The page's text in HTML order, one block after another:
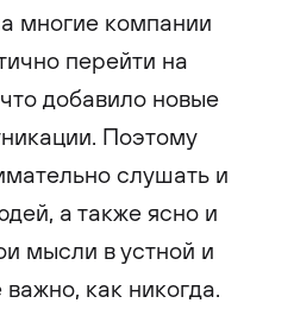
многие компании
перейти на
добавило новые
Поэтому
слушать и
а также ясно и
мысли в устной и
как никогда.